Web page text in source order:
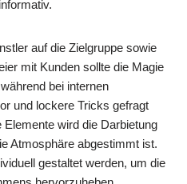
auf die Zielgruppe sowie
mit Kunden sollte die Magie
bei internen
und lockere Tricks gefragt
wird die Darbietung
Atmosphäre abgestimmt ist.
gestaltet werden, um die